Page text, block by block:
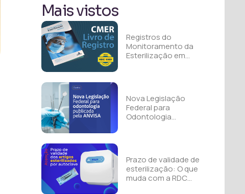
Mais vistos
Registros do
Monitoramento da
Esterilização em
Nova Legislação
Federal para
Odontologia
Prazo de validade de
esterilização: O que
muda com a RDC